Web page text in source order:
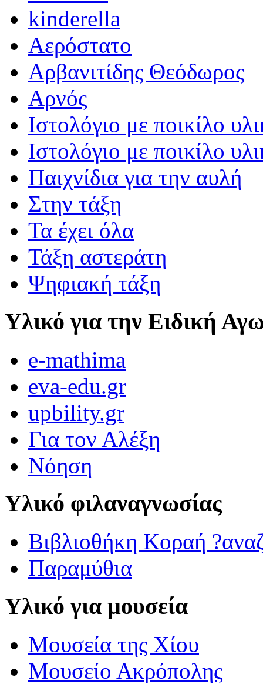
kinderella
Αερόστατο
Αρβανιτίδης Θεόδωρος
Αρνός
Ιστολόγιο με ποικίλο
Ιστολόγιο με ποικίλο
Παιχνίδια για την αυλή
Στην τάξη
Τα έχει όλα
Τάξη αστεράτη
Ψηφιακή τάξη
Υλικό για την Ειδική
e-mathima
eva-edu.gr
upbility.gr
Για τον Αλέξη
Νόηση
Υλικό φιλαναγνωσίας
Βιβλιοθήκη Κοραή
Παραμύθια
Υλικό για μουσεία
Μουσεία της Χίου
Μουσείο Ακρόπολης